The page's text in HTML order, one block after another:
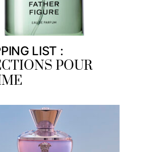
LIST :
POUR